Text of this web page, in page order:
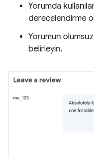
Yorumda
derecelendirme
Yorumun
belirleyin.